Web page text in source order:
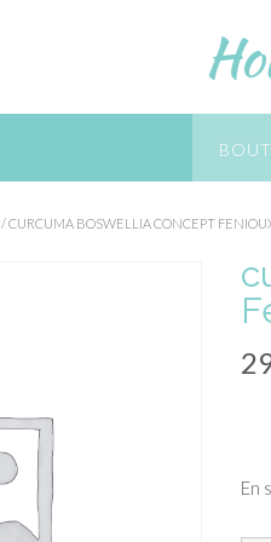
/ CURCUMA BOSWELLIA CONCEPT
En